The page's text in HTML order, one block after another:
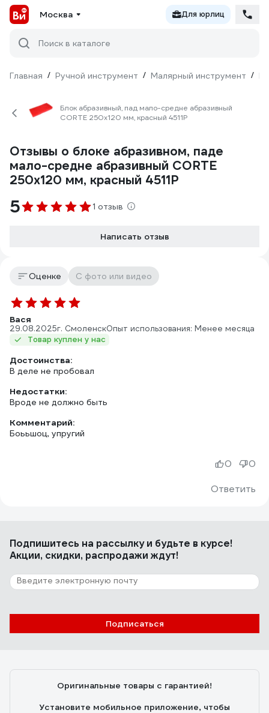
Москва Для юрлиц
Поиск в каталоге
Главная / Ручной инструмент / Малярный инструмент /
Блок абразивный, пад мало-средне абразивный
CORTE 250x120 мм, красный 4511P
Отзывы о блоке абразивном, паде
мало-средне абразивный CORTE
250x120 мм, красный 4511P
5 1 отзыв
Написать отзыв
Оценке С фото или видео
Вася
29.08.2025г. СмоленскОпыт использования: Менее месяца
Товар куплен у нас
Достоинства:
В деле не пробовал
Недостатки:
Вроде не должно быть
Комментарий:
Боььшоц, упругий
Ответить
0 0
Подпишитесь на рассылкуи будьте в курсе!
Акции, скидки, распродажи ждут!
Подписаться
Оригинальные товары с гарантией!
Установите мобильное приложение, чтобы